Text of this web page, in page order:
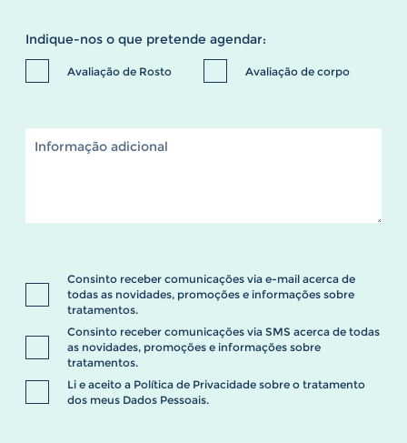
Indique-nos o que pretende agendar:
Avaliação de Rosto Avaliação de corpo
Consinto receber comunicações via e-mail acerca de
todas as novidades, promoções e informações sobre
tratamentos.
Consinto receber comunicações via SMS acerca de todas
as novidades, promoções e informações sobre
tratamentos.
Li e aceito a Política de Privacidade sobre o tratamento
dos meus Dados Pessoais.